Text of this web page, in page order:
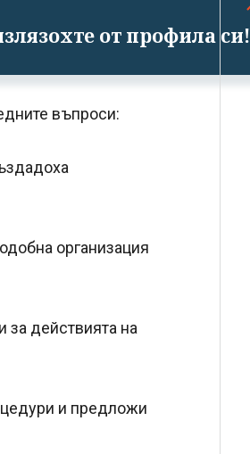
от профила си!
въпроси:
организация
за действията на
и предложи